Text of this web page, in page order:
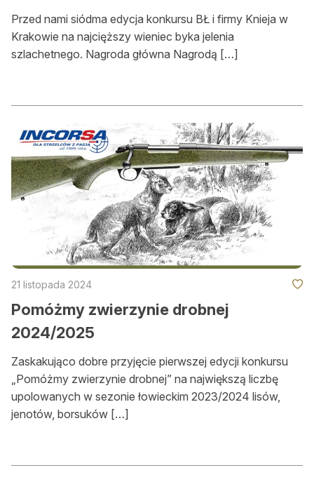
Przed nami siódma edycja konkursu BŁ i firmy Knieja w
Krakowie na najcięższy wieniec byka jelenia
szlachetnego. Nagroda główna Nagrodą […]
21 listopada 2024
Pomóżmy zwierzynie drobnej
2024/2025
Zaskakująco dobre przyjęcie pierwszej edycji konkursu
„Pomóżmy zwierzynie drobnej” na największą liczbę
upolowanych w sezonie łowieckim 2023/2024 lisów,
jenotów, borsuków […]